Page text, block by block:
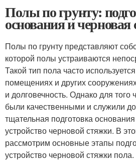
Полы по грунту:
основания и
Полы по грунту представляют
которой полы устраиваются
Такой тип пола часто
помещениях и других
и долговечность. Однако для того
были качественными и служили
тщательная подготовка
устройство черновой стяжки. В
рассмотрим основные этапы
устройство черновой стяжки пола.